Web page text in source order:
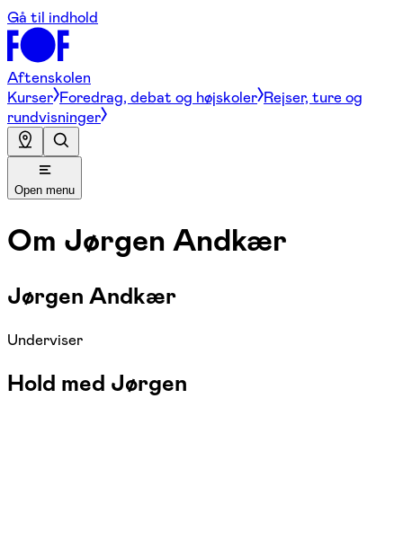
Gå til indhold
Aftenskolen
Kurser Foredrag, debat og højskoler Rejser, ture og
rundvisninger
Open menu
Om Jørgen Andkær
Jørgen Andkær
Underviser
Hold med Jørgen